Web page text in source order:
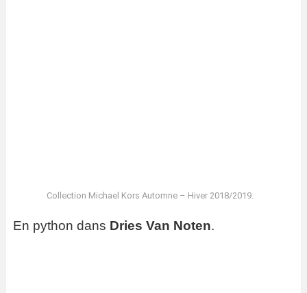
Collection Michael Kors Automne – Hiver 2018/2019.
En python dans Dries Van Noten.